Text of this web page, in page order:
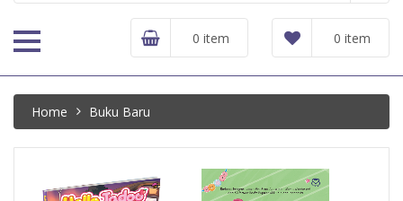
0 item
0 item
Home Buku Baru